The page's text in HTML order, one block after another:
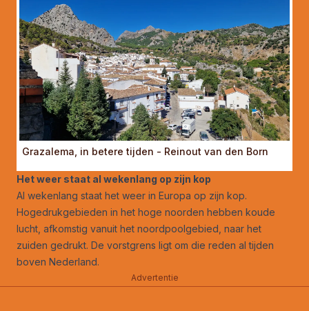
Grazalema, in betere tijden - Reinout van den Born
Het weer staat al wekenlang op zijn kop
Al wekenlang staat het weer in Europa op zijn kop.
Hogedrukgebieden in het hoge noorden hebben koude
lucht, afkomstig vanuit het noordpoolgebied, naar het
zuiden gedrukt. De vorstgrens ligt om die reden al tijden
boven Nederland.
Advertentie